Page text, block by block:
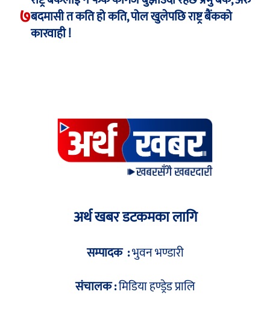
७बदमासी त कति हो कति, पोल खुलेपछि राष्ट्र बैंकको
कारवाही !
अर्थ खबर डटकमका लागि
सम्पादक :भुवन भण्डारी
संचालक :मिडिया हण्ड्रेड प्रालि